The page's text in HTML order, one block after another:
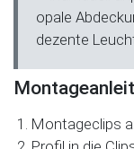
opale
dezente
Montageclips